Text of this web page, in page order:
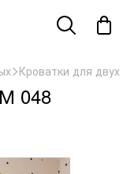
Кроватки для
048